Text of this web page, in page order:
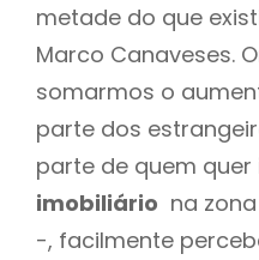
metade do que
Marco Canaveses.
somarmos o
parte dos
parte de quem quer
imobiliário na
-, facilmente